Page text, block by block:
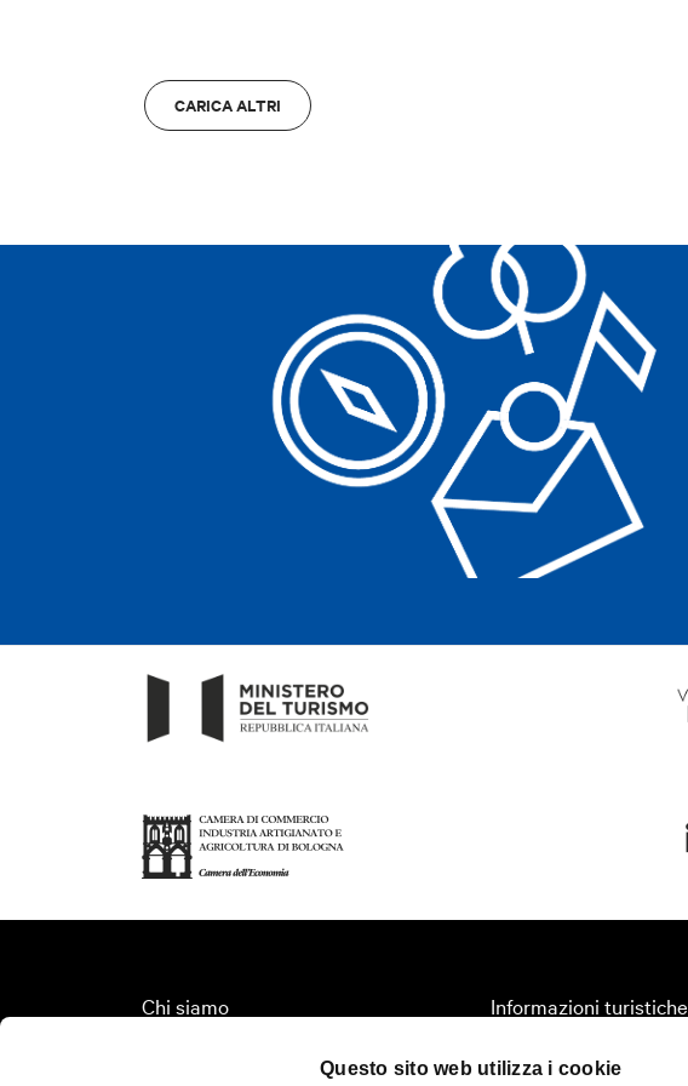
Questo sito web utilizza i cookie
CARICA ALTRI
Chi siamo
Informazioni turistiche